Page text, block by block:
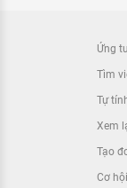
Ứng
Tìm
Tự
Xem
Tạo
Cơ